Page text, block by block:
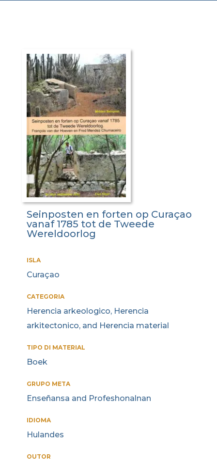
Seinposten en forten op Curaçao
vanaf 1785 tot de Tweede
Wereldoorlog
ISLA
Curaçao
CATEGORIA
Herencia arkeologico, Herencia
arkitectonico, and Herencia material
TIPO DI MATERIAL
Boek
GRUPO META
Enseñansa and Profeshonalnan
IDIOMA
Hulandes
OUTOR